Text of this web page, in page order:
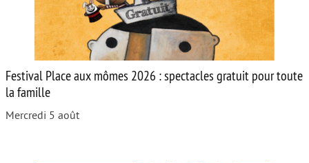
Festival Place aux mômes 2026 : spectacles gratuit pour toute
la famille
Mercredi 5 août